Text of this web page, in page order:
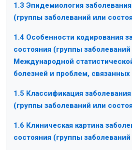
1.3 Эпидемиология
(группы заболеваний или
1.4 Особенности кодирования
состояния (группы
Международной
болезней и проблем,
1.5 Классификация
(группы заболеваний или
1.6 Клиническая картина
состояния (группы